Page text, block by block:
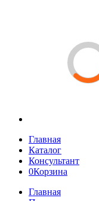
Главная
Каталог
Консультант
0Корзина
Главная